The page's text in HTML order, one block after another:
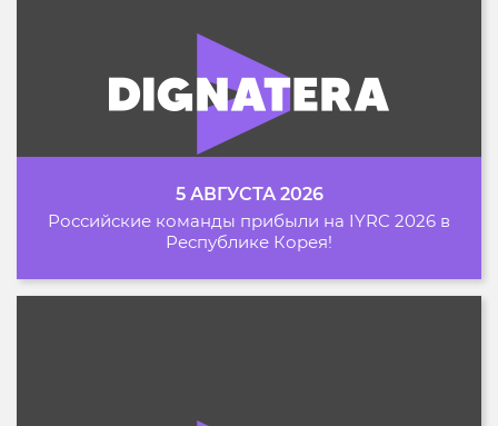
5 АВГУСТА 2026
Российские команды прибыли на IYRC 2026 в
Республике Корея!